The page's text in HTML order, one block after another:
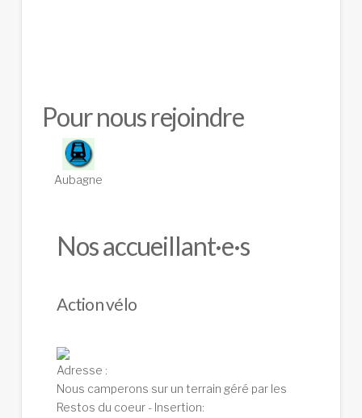
Pour nous rejoindre
Aubagne
Nos accueillant·e·s
Action vélo
Adresse :
Nous camperons sur un terrain géré par les
Restos du coeur - Insertion: